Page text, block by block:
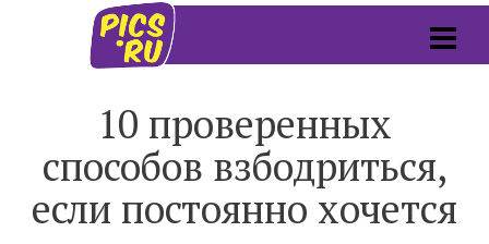
10 проверенных
способов взбодриться,
если постоянно хочется